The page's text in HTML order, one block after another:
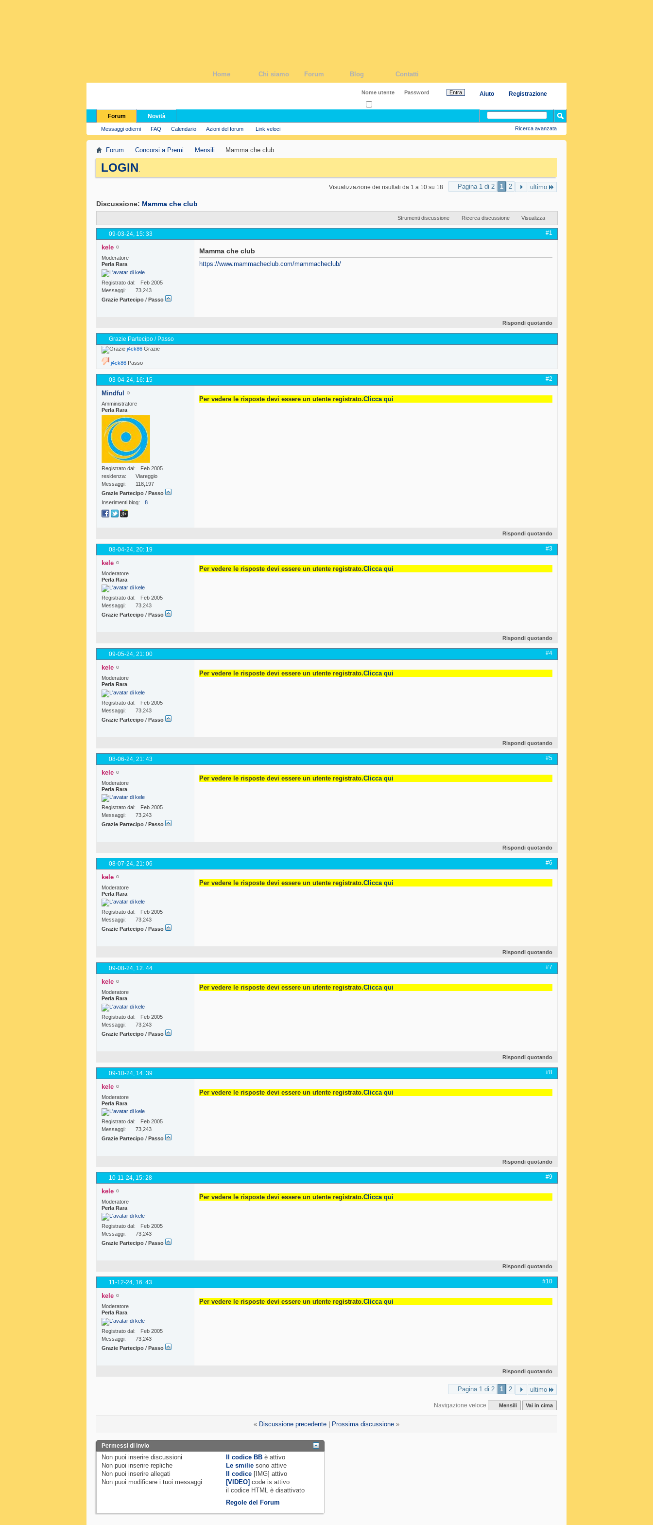
Home Chi siamo Forum Blog Contatti
Registrazione
Aiuto
Forum
Messaggi odierni FAQ Calendario Azioni del forum Link veloci
Novità
Ricerca avanzata
Forum Concorsi a Premi Mensili Mamma che club
LOGIN.
Pagina 1 di 2 1 2 ultimo
Visualizzazione dei risultati da 1 a 10 su 18
Discussione: Mamma che club
Strumenti discussione Ricerca discussione Visualizza
09-03-24, 15: 33 #1
kele
Moderatore
Perla Rara
Registrato dal
Feb 2005
Messaggi
73,243
Grazie Partecipo / Passo
Mamma che club
https://www.mammacheclub.com/mammacheclub/
Rispondi quotando
Grazie Partecipo / Passo
j4ck86 Grazie
j4ck86 Passo
03-04-24, 16: 15 #2
Mindful
Amministratore
Perla Rara
Registrato dal
Feb 2005
residenza
Viareggio
Messaggi
118,197
Grazie Partecipo / Passo
Inserimenti blog
8
Per vedere le risposte devi essere un utente registrato.Clicca qui
Rispondi quotando
08-04-24, 20: 19 #3
kele
Moderatore
Perla Rara
Registrato dal
Feb 2005
Messaggi
73,243
Grazie Partecipo / Passo
Per vedere le risposte devi essere un utente registrato.Clicca qui
Rispondi quotando
09-05-24, 21: 00 #4
kele
Moderatore
Perla Rara
Registrato dal
Feb 2005
Messaggi
73,243
Grazie Partecipo / Passo
Per vedere le risposte devi essere un utente registrato.Clicca qui
Rispondi quotando
08-06-24, 21: 43 #5
kele
Moderatore
Perla Rara
Registrato dal
Feb 2005
Messaggi
73,243
Grazie Partecipo / Passo
Per vedere le risposte devi essere un utente registrato.Clicca qui
Rispondi quotando
08-07-24, 21: 06 #6
kele
Moderatore
Perla Rara
Registrato dal
Feb 2005
Messaggi
73,243
Grazie Partecipo / Passo
Per vedere le risposte devi essere un utente registrato.Clicca qui
Rispondi quotando
09-08-24, 12: 44 #7
kele
Moderatore
Perla Rara
Registrato dal
Feb 2005
Messaggi
73,243
Grazie Partecipo / Passo
Per vedere le risposte devi essere un utente registrato.Clicca qui
Rispondi quotando
09-10-24, 14: 39 #8
kele
Moderatore
Perla Rara
Registrato dal
Feb 2005
Messaggi
73,243
Grazie Partecipo / Passo
Per vedere le risposte devi essere un utente registrato.Clicca qui
Rispondi quotando
10-11-24, 15: 28 #9
kele
Moderatore
Perla Rara
Registrato dal
Feb 2005
Messaggi
73,243
Grazie Partecipo / Passo
Per vedere le risposte devi essere un utente registrato.Clicca qui
Rispondi quotando
11-12-24, 16: 43 #10
kele
Moderatore
Perla Rara
Registrato dal
Feb 2005
Messaggi
73,243
Grazie Partecipo / Passo
Per vedere le risposte devi essere un utente registrato.Clicca qui
Rispondi quotando
Pagina 1 di 2 1 2 ultimo
Navigazione veloce Mensili Vai in cima
« Discussione precedente Prossima discussione »
Permessi di invio
Non puoi inserire discussioni
Non puoi inserire repliche
Non puoi inserire allegati
Non puoi modificare i tuoi messaggi
Il codice BB èattivo
Le smilie sono attive
Il codice [IMG]attivo
[VIDEO] code isattivo
il codice HTML èdisattivato
Regole del Forum